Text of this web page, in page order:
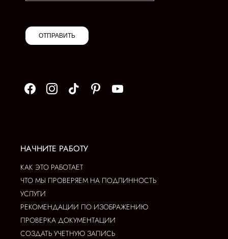
ОТПРАВИТЬ
НАЧНИТЕ РАБОТУ
КАК ЭТО РАБОТАЕТ
ЧТО МЫ ПРОВЕРЯЕМ НА ПОДЛИННОСТЬ
УСЛУГИ
РЕКОМЕНДАЦИИ ПО ИЗОБРАЖЕНИЮ
ПРОВЕРКА ДОКУМЕНТАЦИИ
СОЗДАТЬ УЧЕТНУЮ ЗАПИСЬ